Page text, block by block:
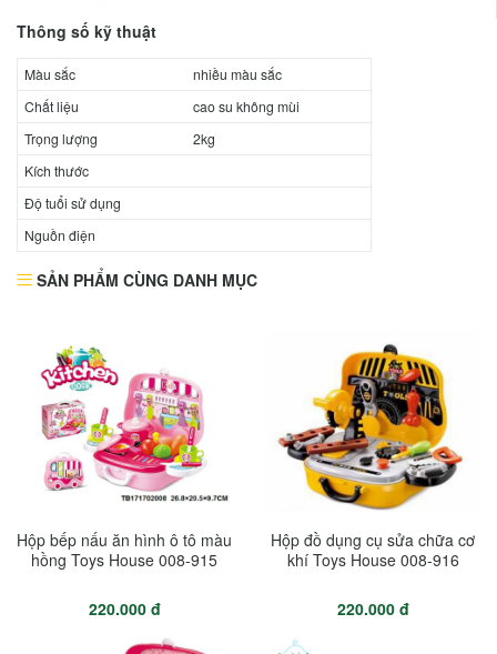
Thông số kỹ thuật
Màu sắc
nhiều màu sắc
Chất liệu
cao su không mùi
Trọng lượng
2kg
Kích thước
Độ tuổi sử dụng
Nguồn điện
SẢN PHẨM CÙNG DANH MỤC
Hộp bếp nấu ăn hình ô tô màu
hồng Toys House 008-915
220.000 đ
Hộp đồ dụng cụ sửa chữa cơ
khí Toys House 008-916
220.000 đ